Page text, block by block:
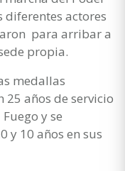
diferentes actores
para arribar a
propia.
medallas
años de servicio
y se
y 10 años en sus